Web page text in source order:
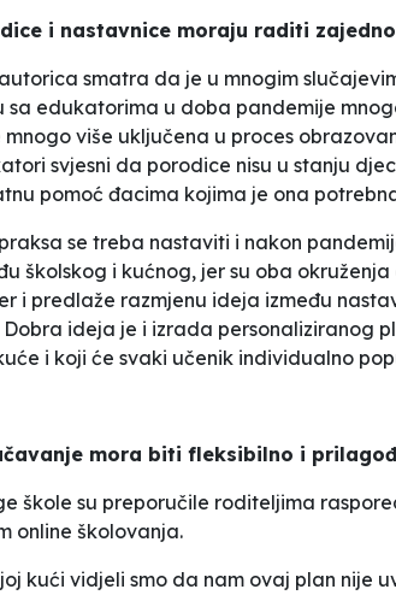
i nastavnice moraju raditi zajedno
smatra da je u mnogim
sa edukatorima u doba pandemije
mnogo više uključena u proces
svjesni da porodice nisu u stanju
pomoć đacima kojima je ona
se treba nastaviti i nakon
školskog i kućnog, jer su oba
i predlaže razmjenu ideja između
Dobra ideja je i izrada personaliziranog
i koji će svaki učenik individualno
mora biti fleksibilno i
škole su preporučile roditeljima
online školovanja.
kući vidjeli smo da nam ovaj plan nije